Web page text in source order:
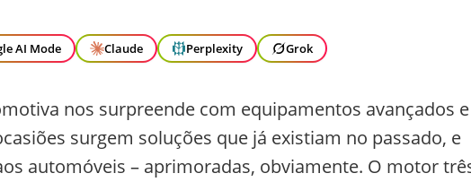
AI Mode Claude Perplexity Grok
nos surpreende com equipamentos avançados e
surgem soluções que já existiam no passado, e
automóveis – aprimoradas, obviamente. O motor